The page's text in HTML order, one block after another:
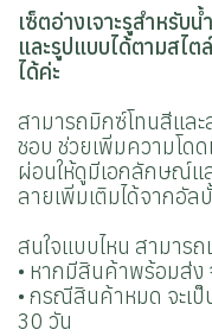
เซ็ตอ่างเจาะรูสำหรับ
และรูปแบบได้ตามสไ
ได้ค่ะ
สามารถมิกซ์โทนสีและ
ชอบ ช่วยเพิ่มความโด
ผ่อนให้ดูมีเอกลักษณ์แ
ลายเพิ่มเติมได้จากอัล
สนใจแบบไหน สามาร
• หากมีสินค้าพร้อมส่ง
• กรณีสินค้าหมด จะเป็
30 วัน